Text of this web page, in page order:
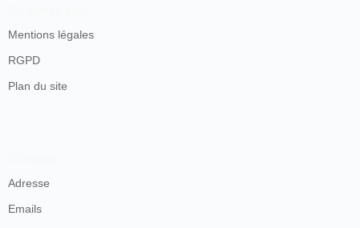
Mentions légales
RGPD
Plan du site
Adresse
Emails